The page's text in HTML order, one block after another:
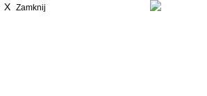
X Zamknij